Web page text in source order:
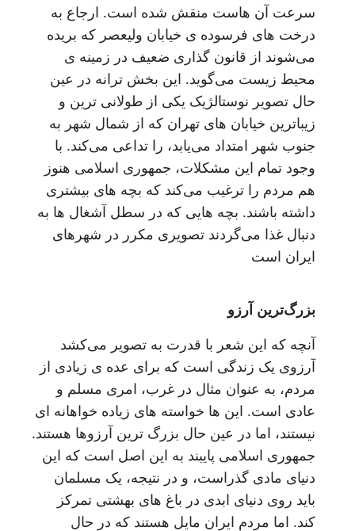
سرعت آن هاست منقش شده است. ارجاع به
درخت های فرسوده ی خیابان ولیعصر که بریده
می‌شوند از قانون گذاری ضعیف در زمینه ی
محیط زیست می‌گوید. این بخش ترانه در عین
حال تصویر نوستالژیک یکی از طولانی ترین و
زیباترین خیابان های تهران که از شمال شهر به
جنوب شهر امتداد می‌یابد، را تداعی می‌کند. با
وجود تمام این مشکلات، جمهوری اسلامی هنوز
هم مردم را ترغیب می‌کند که بچه های بیشتری
داشته باشند. بچه هایی که در سطل آشغال ها به
دنبال غذا می‌گردند تصویری مکرر در شهرهای
ایران است
بزرگ‌ترین آرزو
آنچه که این شعر با قدرت به تصویر می‌کشد
آرزوی یک زندگی است که برای عده ی زیادی از
مردم، به عنوان مثال در غرب، امری مسلم و
عادی است. این ها خواسته های زیاده خواهانه ای
نیستند، اما در عین حال بزرگ ترین آرزوها هستند.
جمهوری اسلامی پایبند به این اصل است که این
دنیای مادی گذراست، و در نتیجه، یک مسلمان
باید روی دنیای ابدی در باغ های بهشتی تمرکز
کند. اما مردم ایران مایل هستند که در حال